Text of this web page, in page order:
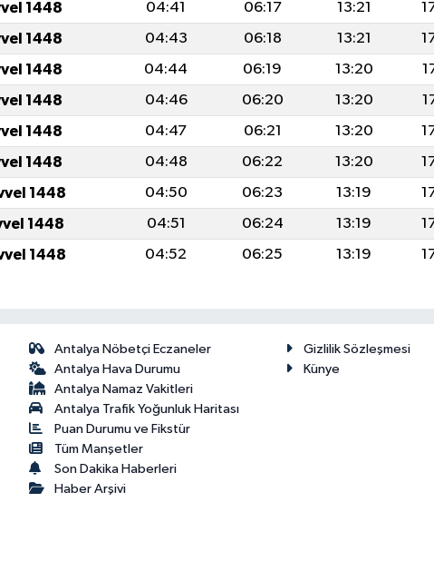
1448 04:41 06:17 13:21
1448 04:43 06:18 13:21
1448 04:44 06:19 13:20
1448 04:46 06:20 13:20
1448 04:47 06:21 13:20
1448 04:48 06:22 13:20
1448 04:50 06:23 13:19
1448 04:51 06:24 13:19
1448 04:52 06:25 13:19
Antalya Nöbetçi Eczaneler
Antalya Hava Durumu
Antalya Namaz Vakitleri
Antalya Trafik Yoğunluk Haritası
Puan Durumu ve Fikstür
Tüm Manşetler
Son Dakika Haberleri
Haber Arşivi
Gizlilik Sözleşmesi
Künye